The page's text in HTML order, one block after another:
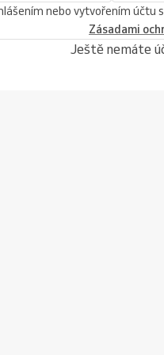
nebo vytvořením účtu
Zásadami
Ještě nemáte